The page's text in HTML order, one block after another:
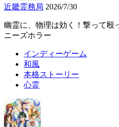
近畿霊務局 2026/7/30
幽霊に、物理は効く！撃って殴
ニーズホラー
インディーゲーム
和風
本格ストーリー
心霊